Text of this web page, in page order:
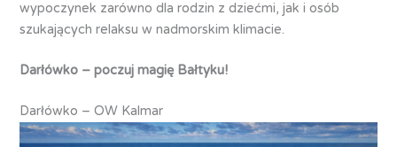
wypoczynek zarówno dla rodzin z dziećmi, jak i osób
szukających relaksu w nadmorskim klimacie.
Darłówko – poczuj magię Bałtyku!
Darłówko – OW Kalmar